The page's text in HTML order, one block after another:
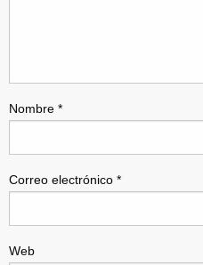
Nombre *
Correo electrónico *
Web